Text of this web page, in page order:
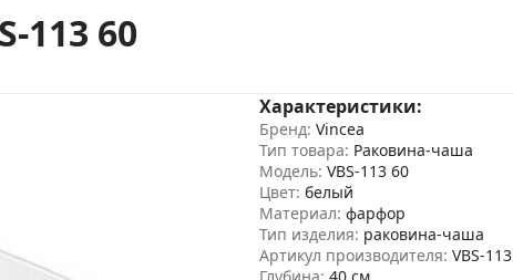
113 60
Характеристики:
Бренд: Vincea
Тип товара: Раковина-чаша
Модель: VBS-113 60
Цвет: белый
Материал: фарфор
Тип изделия: раковина-чаша
Артикул производителя: VBS-113